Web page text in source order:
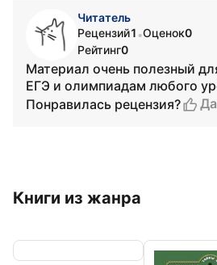
Читатель
Рецензий1 •Оценок0
Рейтинг0
Материал очень полезный
ЕГЭ и олимпиадам любого
Понравилась рецензия?
Да
Книги из жанра